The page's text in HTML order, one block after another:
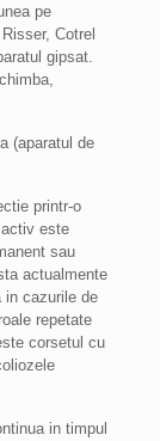
pe
Cotrel
gipsat.
(aparatul de
printr-o
este
sau
actualmente
in cazurile de
repetate
corsetul cu
in timpul